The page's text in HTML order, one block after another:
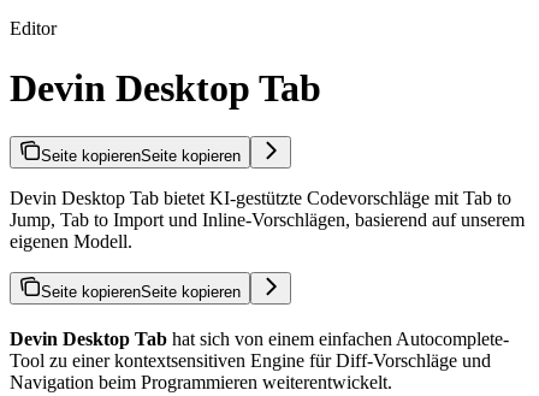
Editor
Devin Desktop Tab
Seite kopierenSeite kopieren
Devin Desktop Tab bietet KI-gestützte Codevorschläge mit Tab to
Jump, Tab to Import und Inline-Vorschlägen, basierend auf unserem
eigenen Modell.
Seite kopierenSeite kopieren
Devin Desktop Tab hat sich von einem einfachen Autocomplete-
Tool zu einer kontextsensitiven Engine für Diff-Vorschläge und
Navigation beim Programmieren weiterentwickelt.